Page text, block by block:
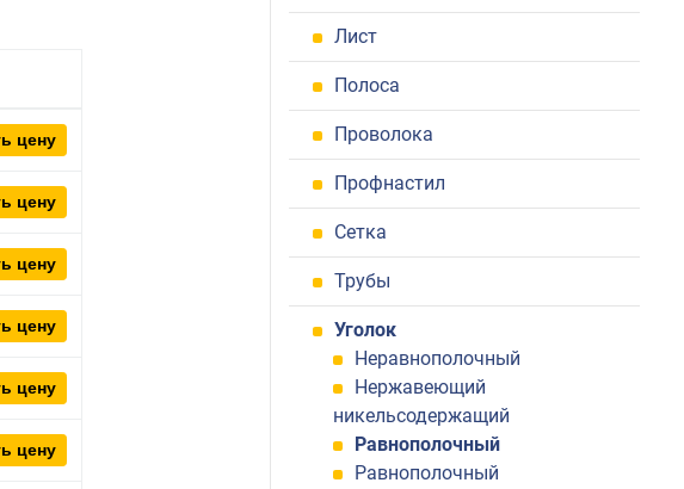
цену
цену
цену
цену
цену
цену
Лист
Полоса
Проволока
Профнастил
Сетка
Трубы
Уголок
Неравнополочный
Нержавеющий
никельсодержащий
Равнополочный
Равнополочный